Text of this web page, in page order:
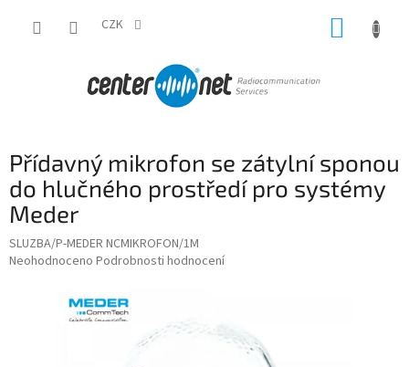
CZK
Přídavný mikrofon se zátylní sponou
do hlučného prostředí pro systémy
Meder
SLUZBA/P-MEDER NCMIKROFON/1M
Průměrné
Neohodnoceno Podrobnosti hodnocení